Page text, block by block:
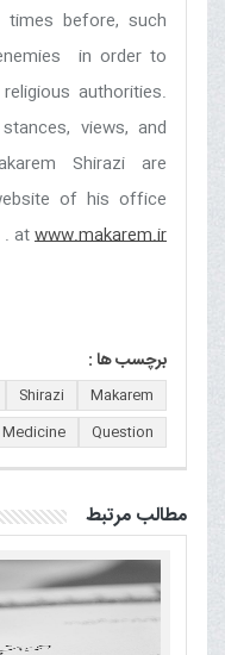
before, such
in order to
authorities.
views, and
Shirazi are
of his office
atwww.makarem.ir
.
برچسب ها :
Makarem
Shirazi
Question
Medicine
مطالب مرتبط